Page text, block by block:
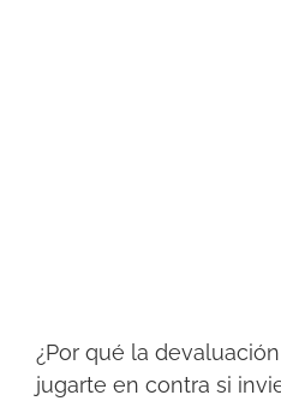
¿Por qué la
jugarte en contra si